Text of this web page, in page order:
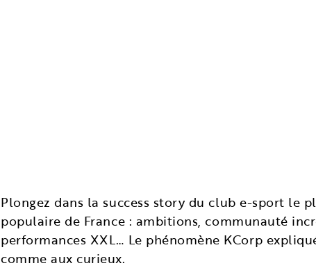
Plongez dans la success story du club e-sport le
populaire de France : ambitions, communauté
performances XXL… Le phénomène KCorp
comme aux curieux.